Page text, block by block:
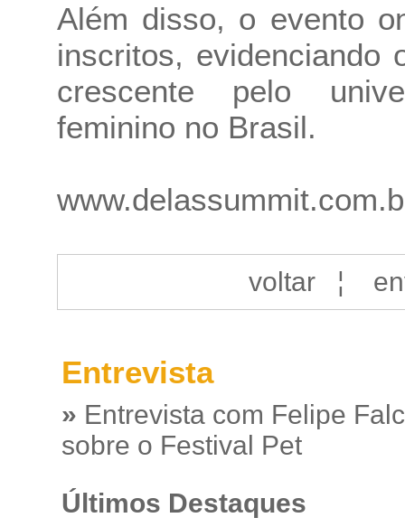
Além disso, o evento
inscritos, evidenciando
crescente pelo
feminino no Brasil.
voltar¦
Entrevista
» Entrevista com Felipe
sobre o Festival Pet
Últimos Destaques